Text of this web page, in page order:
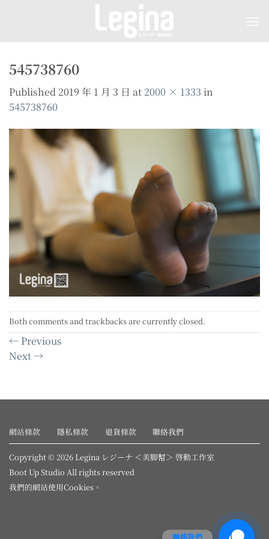
545738760
Published 2019 年 1 月 3 日 at 2000 × 1333 in
545738760
Both comments and trackbacks are currently closed.
← Previous
Next→
網站條款 隱私條款 退貨條款 聯絡我們
Copyright © 2026 Legina レジーナ ＜美脚幇＞ 啓動工作室
Boot Up Studio All rights reserved
我們的網站使用Cookies 。
聯絡我們